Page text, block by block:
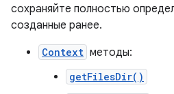
сохраняйте полностью
созданные ранее.
Context методы:
getFilesDir()